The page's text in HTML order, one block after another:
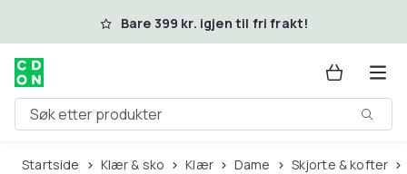
Hopp til hovedinnholdBare 399 kr. igjen til fri frakt!
Søk etter produkter
Startside Klær & sko Klær Dame Skjorte & kofter